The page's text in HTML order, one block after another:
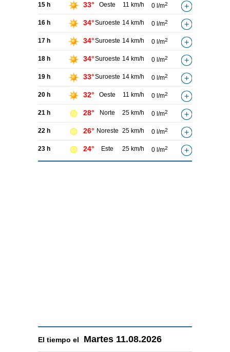
15 h 33° Oeste 11 km/h 0 l/m2
16 h 34°Suroeste 14 km/h 0 l/m2
17 h 34°Suroeste 14 km/h 0 l/m2
18 h 34°Suroeste 14 km/h 0 l/m2
19 h 33°Suroeste 14 km/h 0 l/m2
20 h 32° Oeste 11 km/h 0 l/m2
21 h 28° Norte 25 km/h 0 l/m2
22 h 26° Noreste 25 km/h 0 l/m2
23 h 24° Este 25 km/h 0 l/m2
El tiempo el Martes 11.08.2026